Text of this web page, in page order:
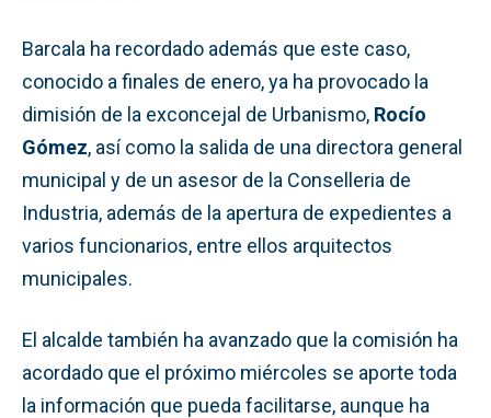
Barcala ha recordado además que este caso,
conocido a finales de enero, ya ha provocado la
dimisión de la exconcejal de Urbanismo, Rocío
Gómez, así como la salida de una directora general
municipal y de un asesor de la Conselleria de
Industria, además de la apertura de expedientes a
varios funcionarios, entre ellos arquitectos
municipales.
El alcalde también ha avanzado que la comisión ha
acordado que el próximo miércoles se aporte toda
la información que pueda facilitarse, aunque ha